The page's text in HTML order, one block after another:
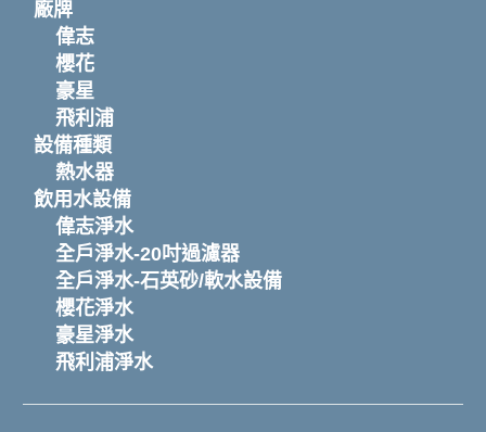
廠牌
偉志
櫻花
豪星
飛利浦
設備種類
熱水器
飲用水設備
偉志淨水
全戶淨水-20吋過濾器
全戶淨水-石英砂/軟水設備
櫻花淨水
豪星淨水
飛利浦淨水